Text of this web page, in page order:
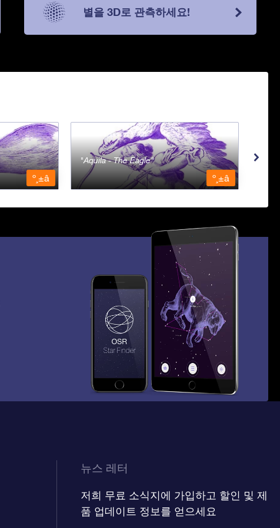
별을 3D로 관측하세요!
º¸±â
Aquila - The Eagle
º¸±â
뉴스 레터
저희 무료 소식지에 가입하고 할인 및 제
품 업데이트 정보를 얻으세요